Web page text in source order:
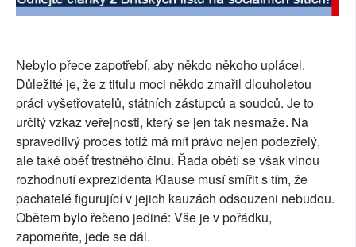
Nebylo přece zapotřebí, aby někdo někoho uplácel.
Důležité je, že z titulu moci někdo zmařil dlouholetou
práci vyšetřovatelů, státních zástupců a soudců. Je to
určitý vzkaz veřejnosti, který se jen tak nesmaže. Na
spravedlivý proces totiž má mít právo nejen podezřelý,
ale také oběť trestného činu. Řada obětí se však vinou
rozhodnutí exprezidenta Klause musí smířit s tím, že
pachatelé figurující v jejich kauzách odsouzeni nebudou.
Obětem bylo řečeno jediné: Vše je v pořádku,
zapomeňte, jede se dál.